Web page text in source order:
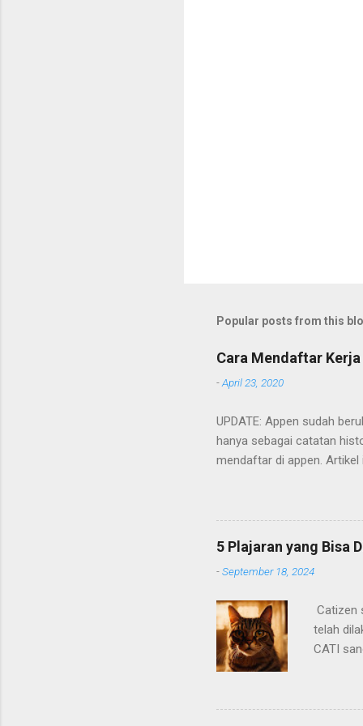
Popular posts from this
Cara Mendaftar Kerja
-April 23, 2020
UPDATE: Appen sudah
hanya sebagai catatan
mendaftar di appen.
5 Plajaran yang Bisa
-September 18, 2024
Catizen
telah
CATI
device